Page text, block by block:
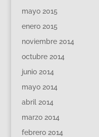
mayo 2015
enero 2015
noviembre 2014
octubre 2014
junio 2014
mayo 2014
abril 2014
marzo 2014
febrero 2014